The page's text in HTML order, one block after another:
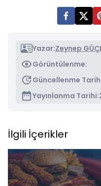
Yazar:Zeynep
Görüntülenme:
Güncellenme
Yayınlanma Tarihi:
İlgili İçerikler